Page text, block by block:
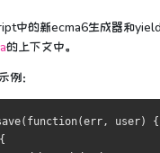
中的新ecma6生成器和
的上下文中。
例：
user) {